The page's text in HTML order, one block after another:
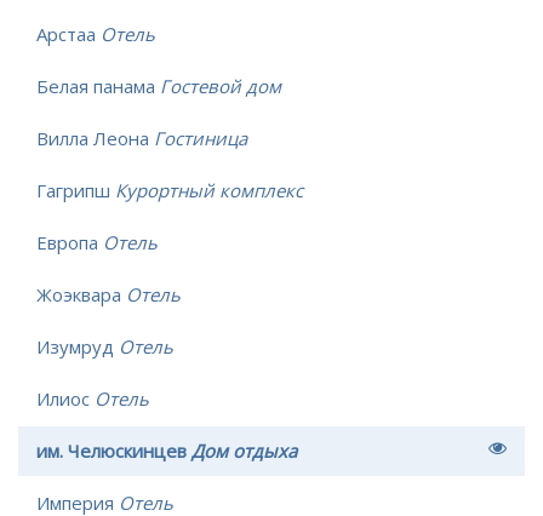
Арстаа Отель
Белая панама Гостевой дом
Вилла Леона Гостиница
Гагрипш Курортный комплекс
Европа Отель
Жоэквара Отель
Изумруд Отель
Илиос Отель
им. Челюскинцев Дом отдыха
Империя Отель